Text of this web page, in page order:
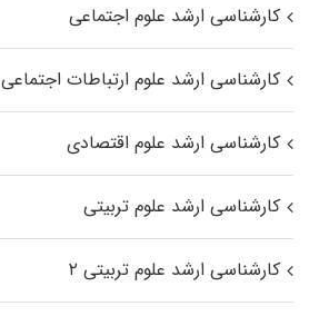
کارشناسی ارشد علوم اجتماعی
کارشناسی ارشد علوم ارتباطات اجتماعی
کارشناسی ارشد علوم اقتصادی
کارشناسی ارشد علوم تربیتی
کارشناسی ارشد علوم تربیتی ۲